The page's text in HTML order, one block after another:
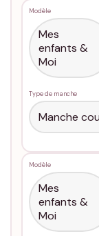
Modèle
Type de manche
Modèle